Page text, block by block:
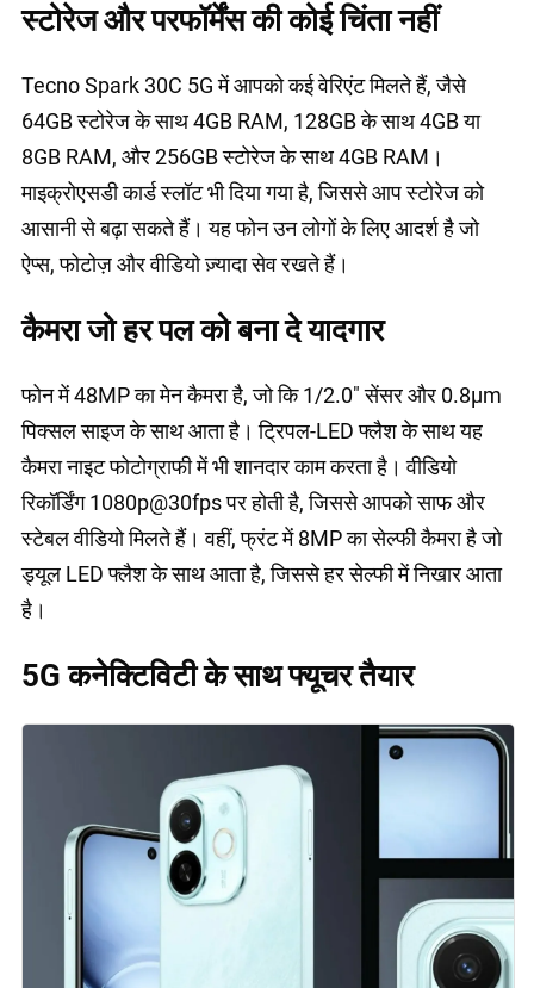
स्टोरेज और परफॉर्मेंस की कोई चिंता नहीं
Tecno Spark 30C 5G में आपको कई वेरिएंट मिलते हैं, जैसे
64GB स्टोरेज के साथ 4GB RAM, 128GB के साथ 4GB या
8GB RAM, और 256GB स्टोरेज के साथ 4GB RAM।
माइक्रोएसडी कार्ड स्लॉट भी दिया गया है, जिससे आप स्टोरेज को
आसानी से बढ़ा सकते हैं। यह फोन उन लोगों के लिए आदर्श है जो
ऐप्स, फोटोज़ और वीडियो ज़्यादा सेव रखते हैं।
कैमरा जो हर पल को बना दे यादगार
फोन में 48MP का मेन कैमरा है, जो कि 1/2.0" सेंसर और 0.8µm
पिक्सल साइज के साथ आता है। ट्रिपल-LED फ्लैश के साथ यह
कैमरा नाइट फोटोग्राफी में भी शानदार काम करता है। वीडियो
रिकॉर्डिंग 1080p@30fps पर होती है, जिससे आपको साफ और
स्टेबल वीडियो मिलते हैं। वहीं, फ्रंट में 8MP का सेल्फी कैमरा है जो
ड्यूल LED फ्लैश के साथ आता है, जिससे हर सेल्फी में निखार आता
है।
5G कनेक्टिविटी के साथ फ्यूचर तैयार